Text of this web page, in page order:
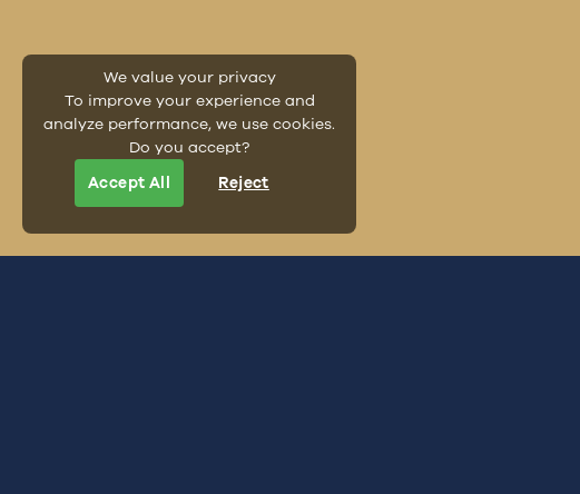
We value your privacy
To improve your experience and
analyze performance, we use cookies.
Do you accept?
Accept All
Reject